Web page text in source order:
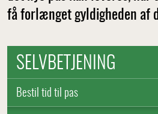
få forlænget gyldigheden af
SELVBETJENING
Bestil tid til pas